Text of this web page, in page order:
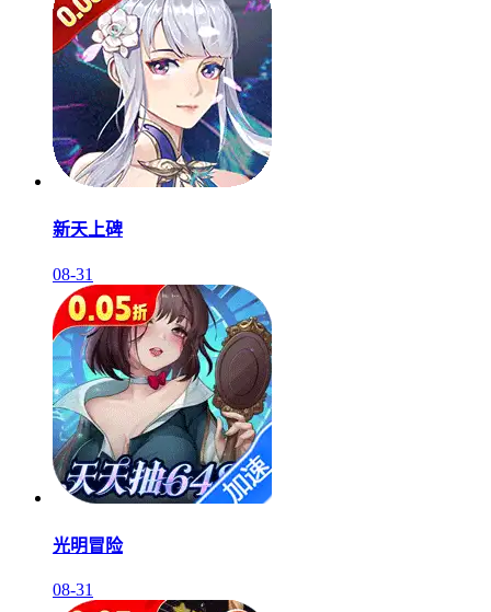
新天上碑
08-31
光明冒险
08-31